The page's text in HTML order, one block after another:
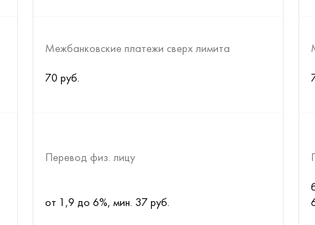
Межбанковские платежи сверх лимита
70 руб.
Перевод физ. лицу
от 1,9 до 6%, мин. 37 руб.